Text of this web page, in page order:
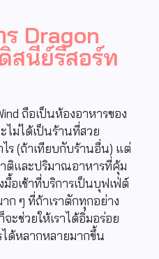
Dragon
สนีย์รีสอร์ท
ถือเป็นห้องอาหารของ
ไม่ได้เป็นร้านที่สวย
ร (ถ้าเทียบกับร้านอื่น) แต่
ติและปริมาณอาหารที่คุ้ม
อเช้าที่บริการเป็นบุฟเฟ่ต์
ก ๆ ที่ถ้าเราตักทุกอย่าง
ะช่วยให้เราได้อิ่มอร่อย
ด้หลากหลายมากขึ้น